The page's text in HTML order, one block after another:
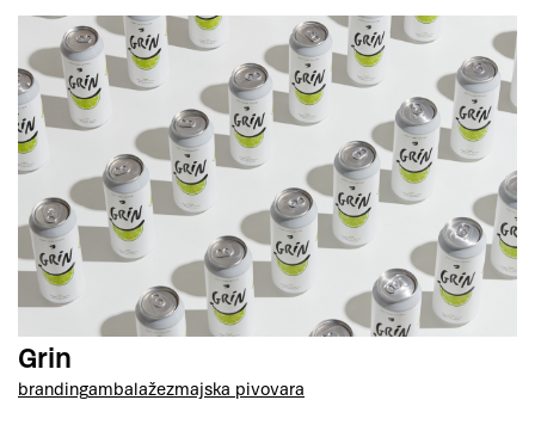
Grin
brandingambalažezmajska pivovara